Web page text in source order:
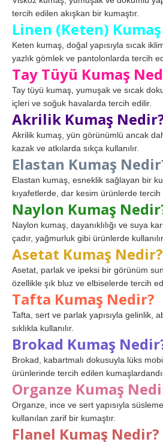
tercih edilen akışkan bir kumaştır.
Linen (Keten)
Keten kumaş, doğal yapısıyla sıcak
yazlık gömlek ve pantolonlarda tercih
Tay Tüyü Kumaş
Tay tüyü kumaş, yumuşak ve sıcak
içleri ve soğuk havalarda tercih edilir.
Akrilik Kumaş
Akrilik kumaş, yün görünümlü ancak
kazak ve atkılarda sıkça kullanılır.
Elastan Kumaş
Elastan kumaş, esneklik sağlayan bir
kıyafetlerde, dar kesim ürünlerde tercih
Naylon Kumaş
Naylon kumaş, dayanıklılığı ve suya
çadır, yağmurluk gibi ürünlerde kullanılır.
Asetat Kumaş Nedir?
Asetat, parlak ve ipeksi bir görünüm
özellikle şık bluz ve elbiselerde tercih
Tafta Kumaş Nedir?
Tafta, sert ve parlak yapısıyla gelinlik,
sıklıkla kullanılır.
Brokad Kumaş
Brokad, kabartmalı dokusuyla lüks
ürünlerinde tercih edilen
Organze Kumaş
Organze, ince ve sert yapısıyla
kullanılan zarif bir kumaştır.
Flanel Kumaş Nedir?